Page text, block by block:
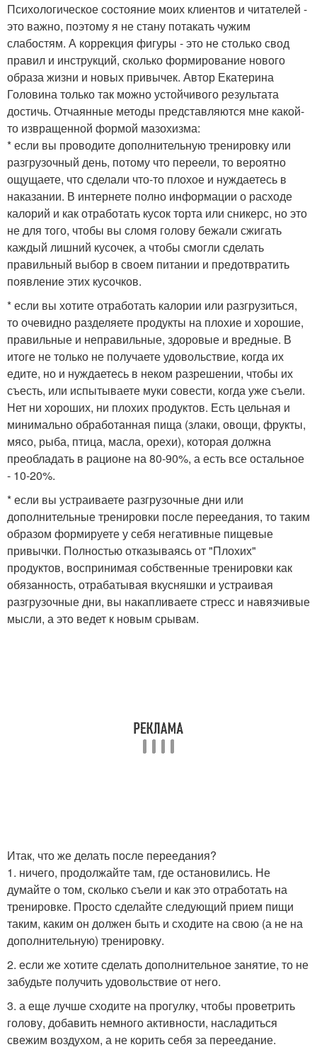
Психологическое состояние моих клиентов и читателей -
это важно, поэтому я не стану потакать чужим
слабостям. А коррекция фигуры - это не столько свод
правил и инструкций, сколько формирование нового
образа жизни и новых привычек. Автор Екатерина
Головина только так можно устойчивого результата
достичь. Отчаянные методы представляются мне какой-
то извращенной формой мазохизма:
* если вы проводите дополнительную тренировку или
разгрузочный день, потому что переели, то вероятно
ощущаете, что сделали что-то плохое и нуждаетесь в
наказании. В интернете полно информации о расходе
калорий и как отработать кусок торта или сникерс, но это
не для того, чтобы вы сломя голову бежали сжигать
каждый лишний кусочек, а чтобы смогли сделать
правильный выбор в своем питании и предотвратить
появление этих кусочков.
* если вы хотите отработать калории или разгрузиться,
то очевидно разделяете продукты на плохие и хорошие,
правильные и неправильные, здоровые и вредные. В
итоге не только не получаете удовольствие, когда их
едите, но и нуждаетесь в неком разрешении, чтобы их
съесть, или испытываете муки совести, когда уже съели.
Нет ни хороших, ни плохих продуктов. Есть цельная и
минимально обработанная пища (злаки, овощи, фрукты,
мясо, рыба, птица, масла, орехи), которая должна
преобладать в рационе на 80-90%, а есть все остальное
- 10-20%.
* если вы устраиваете разгрузочные дни или
дополнительные тренировки после переедания, то таким
образом формируете у себя негативные пищевые
привычки. Полностью отказываясь от "Плохих"
продуктов, воспринимая собственные тренировки как
обязанность, отрабатывая вкусняшки и устраивая
разгрузочные дни, вы накапливаете стресс и навязчивые
мысли, а это ведет к новым срывам.
Итак, что же делать после переедания?
1. ничего, продолжайте там, где остановились. Не
думайте о том, сколько съели и как это отработать на
тренировке. Просто сделайте следующий прием пищи
таким, каким он должен быть и сходите на свою (а не на
дополнительную) тренировку.
2. если же хотите сделать дополнительное занятие, то не
забудьте получить удовольствие от него.
3. а еще лучше сходите на прогулку, чтобы проветрить
голову, добавить немного активности, насладиться
свежим воздухом, а не корить себя за переедание.